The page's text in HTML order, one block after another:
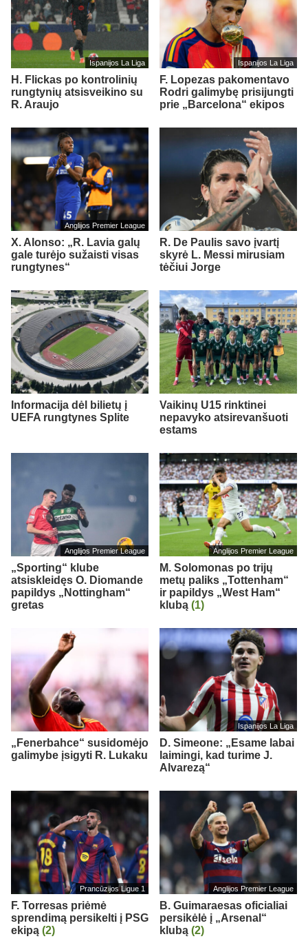
Ispanijos La Liga
H. Flickas po kontrolinių
rungtynių atsisveikino su
R. Araujo
Ispanijos La Liga
F. Lopezas pakomentavo
Rodri galimybę prisijungti
prie „Barcelona“ ekipos
Anglijos Premier League
X. Alonso: „R. Lavia galų
gale turėjo sužaisti visas
rungtynes“
R. De Paulis savo įvartį
skyrė L. Messi mirusiam
tėčiui Jorge
Informacija dėl bilietų į
UEFA rungtynes Splite
Vaikinų U15 rinktinei
nepavyko atsirevanšuoti
estams
Anglijos Premier League
„Sporting“ klube
atsiskleidęs O. Diomande
papildys „Nottingham“
gretas
Anglijos Premier League
M. Solomonas po trijų
metų paliks „Tottenham“
ir papildys „West Ham“
klubą (1)
„Fenerbahce“ susidomėjo
galimybe įsigyti R. Lukaku
Ispanijos La Liga
D. Simeone: „Esame labai
laimingi, kad turime J.
Alvarezą“
Prancūzijos Ligue 1
F. Torresas priėmė
sprendimą persikelti į PSG
ekipą (2)
Anglijos Premier League
B. Guimaraesas oficialiai
persikėlė į „Arsenal“
klubą (2)